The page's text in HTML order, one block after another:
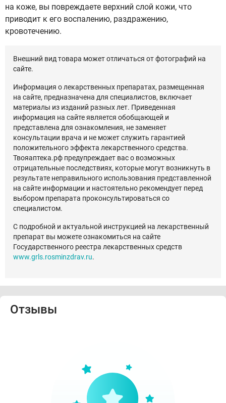
на коже, вы повреждаете верхний слой кожи, что
приводит к его воспалению, раздражению,
кровотечению.
Внешний вид товара может отличаться от фотографий на
сайте.
Информация о лекарственных препаратах, размещенная
на сайте, предназначена для специалистов, включает
материалы из изданий разных лет. Приведенная
информация на сайте является обобщающей и
представлена для ознакомления, не заменяет
консультации врача и не может служить гарантией
положительного эффекта лекарственного средства.
Твояаптека.рф предупреждает вас о возможных
отрицательные последствиях, которые могут возникнуть в
результате неправильного использования представленной
на сайте информации и настоятельно рекомендует перед
выбором препарата проконсультироваться со
специалистом.
С подробной и актуальной инструкцией на лекарственный
препарат вы можете ознакомиться на сайте
Государственного реестра лекарственных средств
www.grls.rosminzdrav.ru.
Отзывы